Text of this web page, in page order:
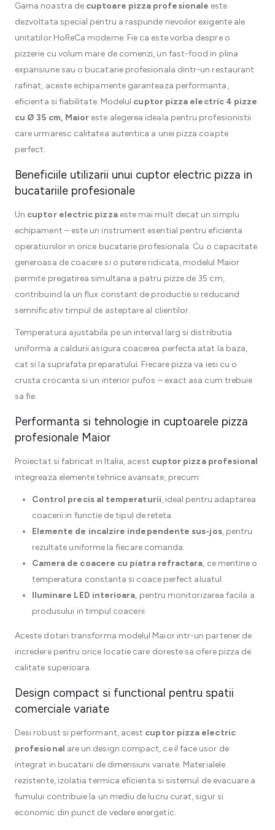
Gama noastra de cuptoare pizza profesionale este
dezvoltata special pentru a raspunde nevoilor exigente ale
unitatilor HoReCa moderne. Fie ca este vorba despre o
pizzerie cu volum mare de comenzi, un fast-food in plina
expansiune sau o bucatarie profesionala dintr-un restaurant
rafinat, aceste echipamente garanteaza performanta,
eficienta si fiabilitate. Modelul cuptor pizza electric 4 pizze
cu Ø 35 cm, Maior este alegerea ideala pentru profesionistii
care urmaresc calitatea autentica a unei pizza coapte
perfect.
Beneficiile utilizarii unui cuptor electric pizza in
bucatariile profesionale
Un cuptor electric pizzaeste mai mult decat un simplu
echipament – este un instrument esential pentru eficienta
operatiunilor in orice bucatarie profesionala. Cu o capacitate
generoasa de coacere si o putere ridicata, modelul Maior
permite pregatirea simultana a patru pizze de 35 cm,
contribuind la un flux constant de productie si reducand
semnificativ timpul de asteptare al clientilor.
Temperatura ajustabila pe un interval larg si distributia
uniforma a caldurii asigura coacerea perfecta atat la baza,
cat si la suprafata preparatului. Fiecare pizza va iesi cu o
crusta crocanta si un interior pufos – exact asa cum trebuie
sa fie.
Performanta si tehnologie in cuptoarele pizza
profesionale Maior
Proiectat si fabricat in Italia, acest cuptor pizza profesional
integreaza elemente tehnice avansate, precum:
Control precis al temperaturii, ideal pentru adaptarea
coacerii in functie de tipul de reteta.
Elemente de incalzire independente sus-jos, pentru
rezultate uniforme la fiecare comanda.
Camera de coacere cu piatra refractara, ce mentine o
temperatura constanta si coace perfect aluatul.
Iluminare LED interioara, pentru monitorizarea facila a
produsului in timpul coacerii.
Aceste dotari transforma modelul Maior intr-un partener de
incredere pentru orice locatie care doreste sa ofere pizza de
calitate superioara.
Design compact si functional pentru spatii
comerciale variate
Desi robust si performant, acest cuptor pizza electric
profesional are un design compact, ce il face usor de
integrat in bucatarii de dimensiuni variate. Materialele
rezistente, izolatia termica eficienta si sistemul de evacuare a
fumului contribuie la un mediu de lucru curat, sigur si
economic din punct de vedere energetic.